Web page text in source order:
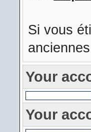
Si vous
Your
Your